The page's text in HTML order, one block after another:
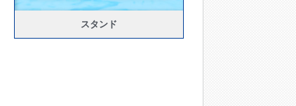
スタンド